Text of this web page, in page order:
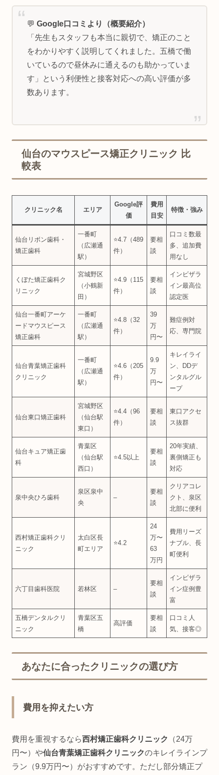
💬 Google口コミより（概要紹介）
「先生もスタッフも本当に親切で、矯正のこと
をわかりやすく説明してくれました。五橋で働
いているので昼休みに通えるのも助かっていま
す」という利便性と接客対応への高い評価が多
数あります。
仙台のマウスピース矯正クリニック 比
較表
クリニック名 エリア
Google評
価
費用
目安
特徴・強み
仙台リボン歯科・
矯正歯科
一番町
（広瀬通
駅）
⭐4.7（489
件）
要相
談
口コミ数最
多、追加費
用なし
くぼた矯正歯科ク
リニック
宮城野区
（小鶴新
田）
⭐4.9（115
件）
要相
談
インビザラ
イン最高位
認定医
仙台一番町アーケ
ードマウスピース
矯正歯科
一番町
（広瀬通
駅）
⭐4.8（32
件）
39
万
円〜
難症例対
応、専門院
仙台青葉矯正歯科
クリニック
一番町
（広瀬通
駅）
⭐4.6（205
件）
9.9
万
円〜
キレイライ
ン、DDデ
ンタルグル
ープ
仙台東口矯正歯科
宮城野区
（仙台駅
東口）
⭐4.4（96
件）
要相
談
東口アクセ
ス抜群
仙台キュア矯正歯
科
青葉区
（仙台駅
西口）
⭐4.5以上
要相
談
20年実績、
裏側矯正も
対応
泉中央ひろ歯科
泉区泉中
央
–
要相
談
クリアコレ
クト、泉区
北部に便利
西村矯正歯科クリ
ニック
太白区長
町エリア
⭐4.2
24
万〜
63
万円
費用リーズ
ナブル、長
町便利
六丁目歯科医院 若林区 –
要相
談
インビザラ
イン症例豊
富
五橋デンタルクリ
ニック
青葉区五
橋
高評価
要相
談
口コミ人
気、接客◎
あなたに合ったクリニックの選び方
費用を抑えたい方
費用を重視するなら西村矯正歯科クリニック
（24万
円〜）や仙台青葉矯正歯科クリニックのキレイラインプ
ラン（9.9万円〜）がおすすめです。ただし部分矯正プ